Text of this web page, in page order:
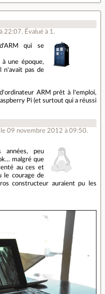
22:07. Évalué à 1 .
qui se
une époque,
n'avait pas de
ARM prêt à l'emploi,
Pi (et surtout qui a réussi
le 09 novembre 2012 à 09:50.
années, peu
malgré que
au ces et
le courage de
constructeur auraient pu les